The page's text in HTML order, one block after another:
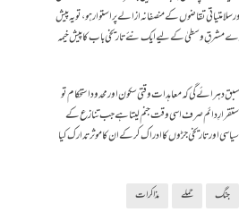
تقاضوں کے منصفانہ ازالے پر استوار ہو، تو یہ پیش
مشرقِ وسطیٰ کے لیے ایک نئے تاریخی باب کا پیش خیمہ
دہرائے گی کہ معاہدات وقتی سکون اور محدود استحکام تو
استقرارِ دائم صرف اسی وقت جنم لیتا ہے جب تنازع کے
اور تاریخی جڑوں کا ادراک کر کے ان کا موثر تدارک کیا
جنگ حملے مذاکرات